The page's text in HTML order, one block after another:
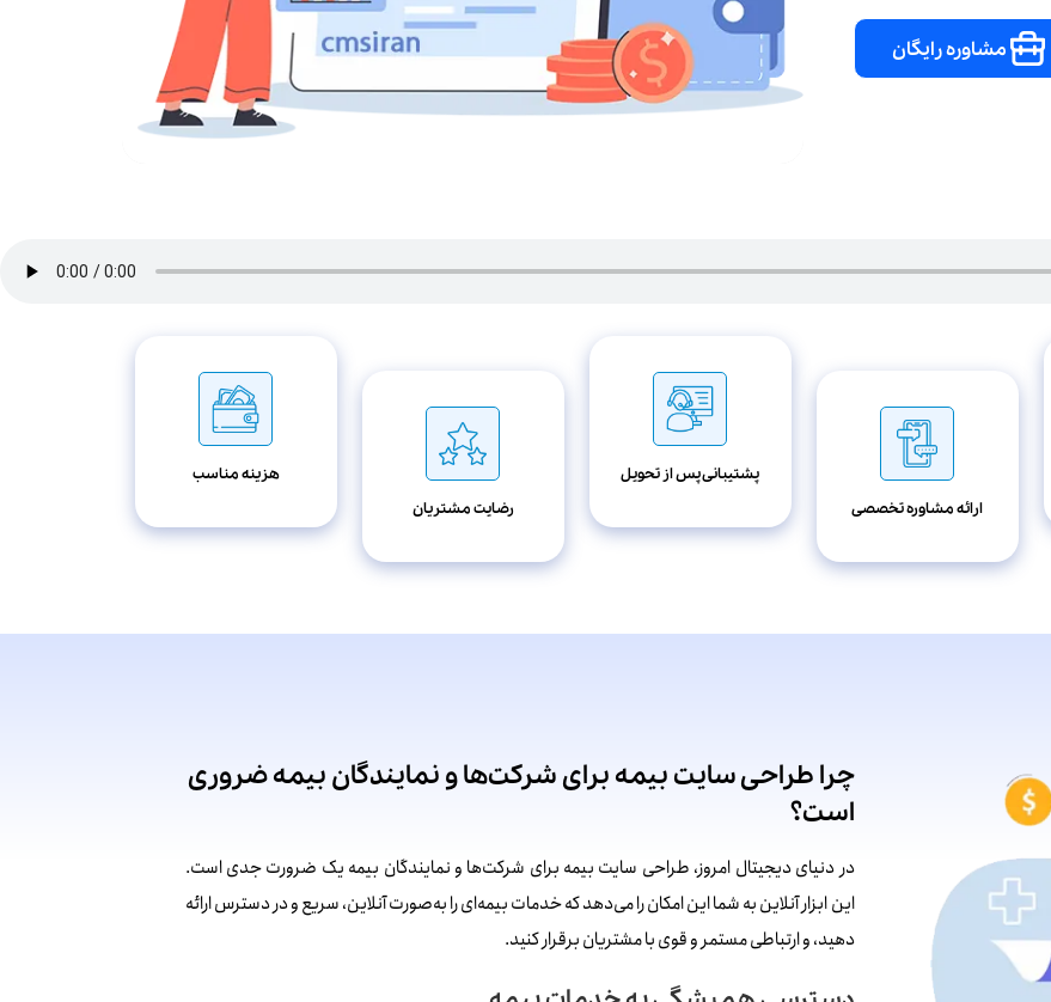
مشاوره رایگان
ارائه مشاوره تخصصی
پشتیبانی پس از تحویل
رضایت مشتریان
هزینه مناسب
چرا طراحی سایت بیمه برای شرکت‌ها و نمایندگان بیمه ضروری
است؟
در دنیای دیجیتال امروز، طراحی سایت بیمه برای شرکت‌ها و نمایندگان بیمه یک ضرورت جدی است.
این ابزار آنلاین به شما این امکان را می‌دهد که خدمات بیمه‌ای را به‌صورت آنلاین، سریع و در دسترس ارائه
دهید، و ارتباطی مستمر و قوی با مشتریان برقرار کنید.